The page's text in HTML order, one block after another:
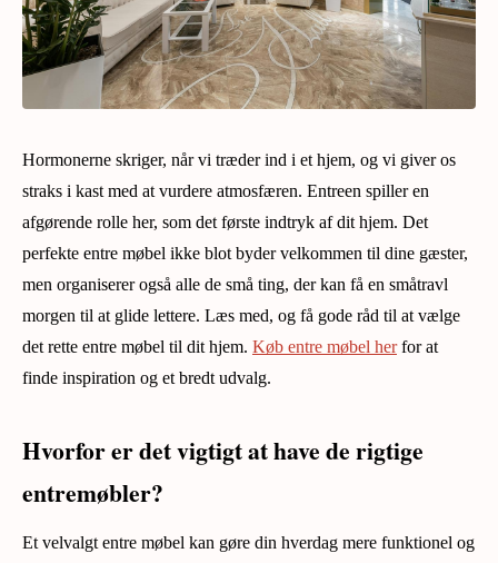
Hormonerne skriger, når vi træder ind i et hjem, og vi giver os
straks i kast med at vurdere atmosfæren. Entreen spiller en
afgørende rolle her, som det første indtryk af dit hjem. Det
perfekte entre møbel ikke blot byder velkommen til dine gæster,
men organiserer også alle de små ting, der kan få en småtravl
morgen til at glide lettere. Læs med, og få gode råd til at vælge
det rette entre møbel til dit hjem. Køb entre møbel herfor at
finde inspiration og et bredt udvalg.
Hvorfor er det vigtigt at have de rigtige
entremøbler?
Et velvalgt entre møbel kan gøre din hverdag mere funktionel og